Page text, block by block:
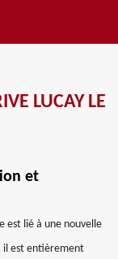
LUCAY LE
et
est lié à une nouvelle
il est entièrement